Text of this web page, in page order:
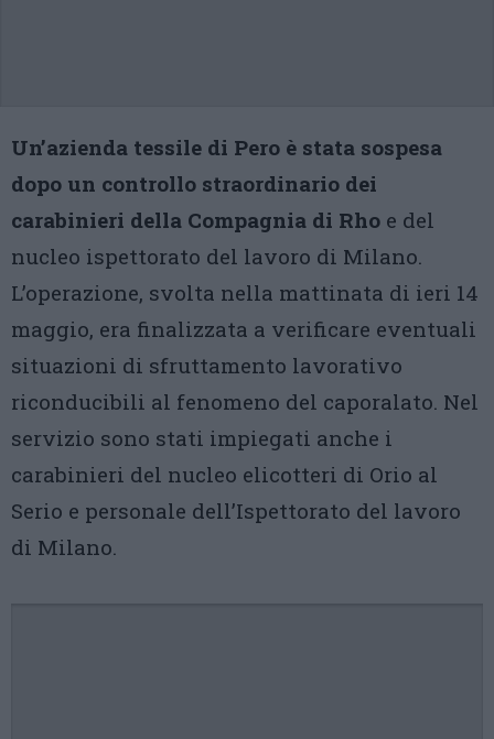
Un’azienda tessile di Pero è stata sospesa
dopo un controllo straordinario dei
carabinieri della Compagnia di Rho e del
nucleo ispettorato del lavoro di Milano.
L’operazione, svolta nella mattinata di ieri 14
maggio, era finalizzata a verificare eventuali
situazioni di sfruttamento lavorativo
riconducibili al fenomeno del caporalato. Nel
servizio sono stati impiegati anche i
carabinieri del nucleo elicotteri di Orio al
Serio e personale dell’Ispettorato del lavoro
di Milano.